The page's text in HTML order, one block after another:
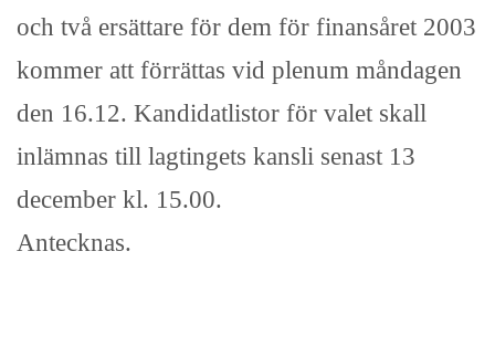
och två ersättare för dem för finansåret 2003
kommer att förrättas vid plenum måndagen
den 16.12. Kandidatlistor för valet skall
inlämnas till lagtingets kansli senast 13
december kl. 15.00.
Antecknas.